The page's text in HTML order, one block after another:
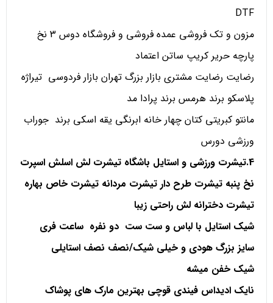
DTF
مزون و تک فروشی عمده فروشی و فروشگاه دوس 3 نخ
پارچه حریر کریپ ساتن اعتماد
رضایت رضایت مشتری بازار بزرگ تهران بازار فردوسی تیراژه
پلاسکو برند هرمس برند پرادا مد
مانتو کبریتی کتان چهار خانه ابرنگی یقه اسکی برند جوراب
ورزشی دورس
4.تیشرت ورزشی و استایل باشگاه تیشرت لش اسلش اسپرت
نخ پنبه تیشرت طرح دار تیشرت مردانه تیشرت خاص بهاره
تیشرت دخترانه لش راحتی زیبا
شیک استایل با لباس و ست ست دو نفره ساعت فری
سایز بزرگ هودی و خیلی شیک/نصف نصف استایلی
شیک خفن میشه
نایک ادیداس فیندی قوچی بهترین مارک های پوشاک